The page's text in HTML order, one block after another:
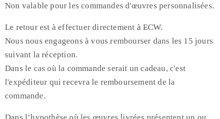
Non valable pour les commandes d'œuvres personnalisées.
Le retour est à effectuer directement à ECW.
Nous nous engageons à vous rembourser dans les 15 jours
suivant la réception.
Dans le cas où la commande serait un cadeau, c'est
l'expéditeur qui recevra le remboursement de la
commande.